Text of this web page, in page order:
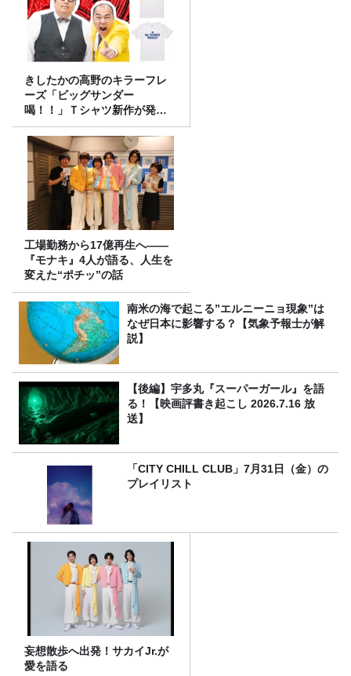
きしたかの高野のキラーフレ
ーズ「ビッグサンダー
喝！！」Ｔシャツ新作が発売
決定！
工場勤務から17億再生へ——
『モナキ』4人が語る、人生を
変えた“ポチッ”の話
南米の海で起こる”エルニーニョ現象”は
なぜ日本に影響する？【気象予報士が解
説】
【後編】宇多丸『スーパーガール』を語
る！【映画評書き起こし 2026.7.16 放
送】
「CITY CHILL CLUB」7月31日（金）の
プレイリスト
妄想散歩へ出発！サカイJr.が
愛を語る